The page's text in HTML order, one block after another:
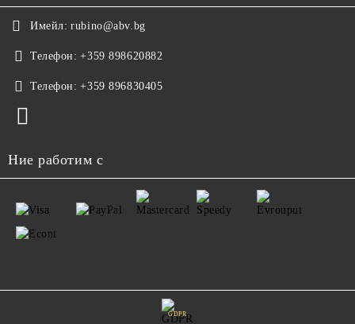
Имейл: rubino@abv.bg
Телефон: +359 898620882
Телефон: +359 896830405
Ние работим с
GDPR